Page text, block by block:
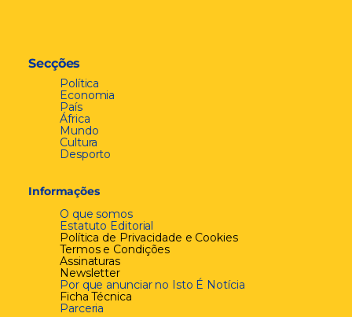
Secções
Política
Economia
País
África
Mundo
Cultura
Desporto
Informações
O que somos
Estatuto Editorial
Política de Privacidade e Cookies
Termos e Condições
Assinaturas
Newsletter
Por que anunciar no Isto É Notícia
Ficha Técnica
Parceria